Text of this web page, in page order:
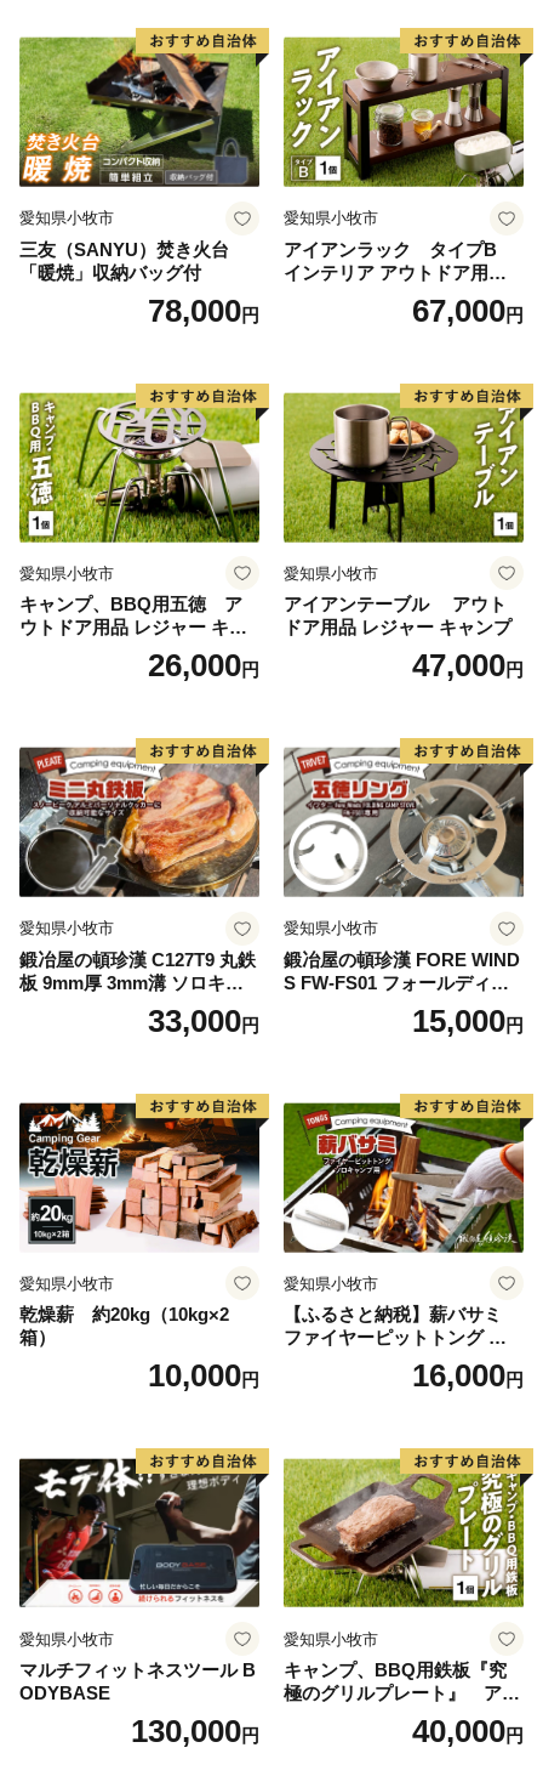
愛知県小牧市
三友（SANYU）焚き火台
「暖焼」収納バッグ付
78,000円
愛知県小牧市
アイアンラック タイプB
インテリア アウトドア用品
レジャー キャンプ67,000円
愛知県小牧市
キャンプ、BBQ用五徳 ア
ウトドア用品 レジャー キャ
ンプ バーベキュー BBQ 五徳
26,000円
愛知県小牧市
アイアンテーブル アウト
ドア用品 レジャー キャンプ
47,000円
愛知県小牧市
鍛冶屋の頓珍漢 C127T9 丸鉄
板 9mm厚 3mm溝 ソロキャ
ンプ用 専用ハンドル付き ス
ノーピーク アルミパーソナ
33,000円
愛知県小牧市
鍛冶屋の頓珍漢 FORE WIND
S FW-FS01 フォールディン
グ キャンプストーブ専用 五
15,000円
愛知県小牧市
乾燥薪 約20kg（10kg×2
箱）
10,000円
愛知県小牧市
【ふるさと納税】薪バサミ
ファイヤーピットトング ソ
ロキャンプ用 コンパクト ス
テンレス材 軽量 アウトドア
い 繰り返し使える 日本製 安
心 鍛冶屋の頓珍漢 愛知県 送
料無料
16,000円
愛知県小牧市
マルチフィットネスツール B
ODYBASE
130,000円
愛知県小牧市
キャンプ、BBQ用鉄板『究
極のグリルプレート』 アウ
トドア用品 レジャー キャン
プ バーベキュー BBQ 鉄板
40,000円